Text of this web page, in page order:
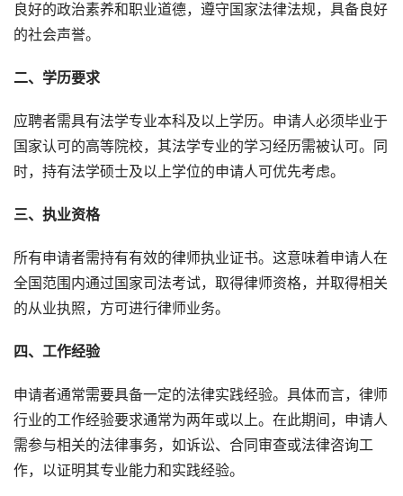
良好的政治素养和职业道德，遵守国家法律法规，具备良好
的社会声誉。
二、学历要求
应聘者需具有法学专业本科及以上学历。申请人必须毕业于
国家认可的高等院校，其法学专业的学习经历需被认可。同
时，持有法学硕士及以上学位的申请人可优先考虑。
三、执业资格
所有申请者需持有有效的律师执业证书。这意味着申请人在
全国范围内通过国家司法考试，取得律师资格，并取得相关
的从业执照，方可进行律师业务。
四、工作经验
申请者通常需要具备一定的法律实践经验。具体而言，律师
行业的工作经验要求通常为两年或以上。在此期间，申请人
需参与相关的法律事务，如诉讼、合同审查或法律咨询工
作，以证明其专业能力和实践经验。